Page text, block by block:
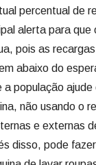
percentual de
alerta para que
pois as
abaixo do
a população
não usando o
e externas
disso, pode